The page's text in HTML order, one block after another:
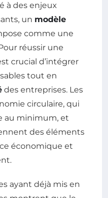
à des enjeux
un modèle
comme une
réussir une
crucial d’intégrer
tout en
des entreprises. Les
circulaire, qui
au minimum, et
des éléments
économique et
ayant déjà mis en